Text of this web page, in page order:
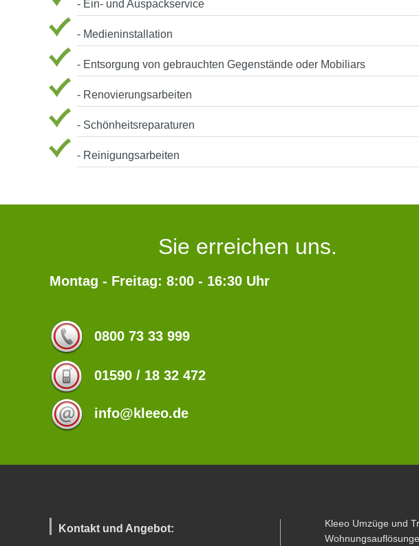
- Ein- und Auspackservice
- Medieninstallation
- Entsorgung von gebrauchten Gegenstände oder Mobiliars
- Renovierungsarbeiten
- Schönheitsreparaturen
- Reinigungsarbeiten
Sie erreichen uns.
Montag - Freitag: 8:00 - 16:30 Uhr
0800 73 33 999
01590 / 18 32 472
info@kleeo.de
Kontakt und Angebot:
Kleeo Umzüge und